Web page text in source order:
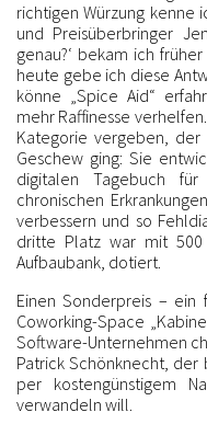
richtigen Würzung kenne
und Preisüberbringer
genau?‘ bekam ich
heute gebe ich diese
könne „Spice Aid“
mehr Raffinesse
Kategorie vergeben, der
Geschew ging: Sie
digitalen Tagebuch
chronischen
verbessern und so
dritte Platz war mit
Aufbaubank, dotiert.
Einen Sonderpreis –
Coworking-Space
Software-Unternehmen
Patrick Schönknecht,
per kostengünstigem
verwandeln will.